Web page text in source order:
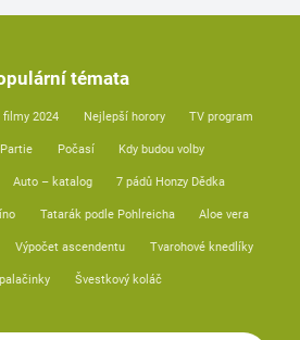
témata
filmy 2024 Nejlepší horory TV program
Partie Počasí Kdy budou volby
Auto – katalog 7 pádů Honzy Dědka
Tatarák podle Pohlreicha Aloe vera
Výpočet ascendentu Tvarohové knedlíky
Švestkový koláč